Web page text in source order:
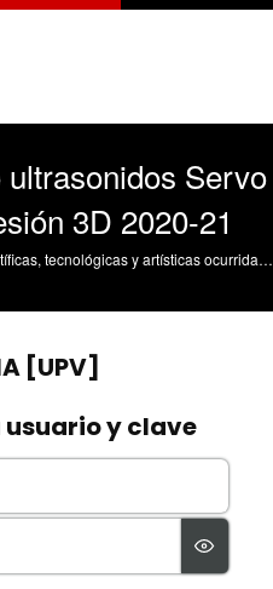
Servo
3D 2020-21
Divulgación de las actividades científicas, tecnológicas y artísticas ocurridas en los tres campus de la UPV